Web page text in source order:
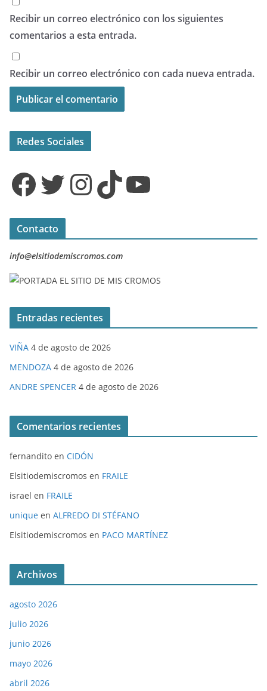
Recibir un correo electrónico con los siguientes
comentarios a esta entrada.
Recibir un correo electrónico con cada nueva entrada.
Redes Sociales
Facebook Twitter InstagramTikTok YouTube
Contacto
info@elsitiodemiscromos.com
Entradas recientes
VIÑA 4 de agosto de 2026
MENDOZA 4 de agosto de 2026
ANDRE SPENCER 4 de agosto de 2026
Comentarios recientes
fernandito en CIDÓN
Elsitiodemiscromos en FRAILE
israel en FRAILE
unique en ALFREDO DI STÉFANO
Elsitiodemiscromos en PACO MARTÍNEZ
Archivos
agosto 2026
julio 2026
junio 2026
mayo 2026
abril 2026